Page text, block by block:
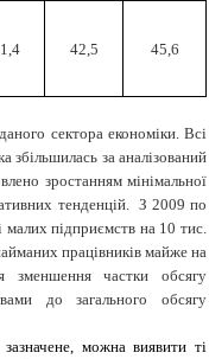
42,5 45,6
сектора економіки. Всі
збільшилась за аналізований
зростанням мінімальної
тенденцій. З 2009 по
малих підприємств на 10 тис.
працівників майже на
зменшення частки обсягу
до загального обсягу
можна виявити ті